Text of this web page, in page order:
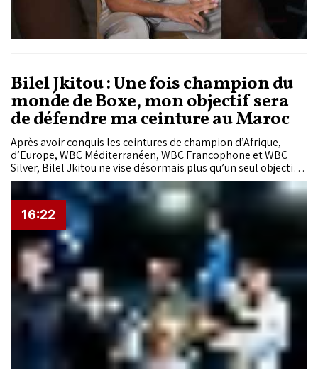
Bilel Jkitou : Une fois champion du
monde de Boxe, mon objectif sera
de défendre ma ceinture au Maroc
Après avoir conquis les ceintures de champion d’Afrique,
d’Europe, WBC Méditerranéen, WBC Francophone et WBC
Silver, Bilel Jkitou ne vise désormais plus qu’un seul objectif :
devenir champion du monde. À la Fight Academy de
Marrakech, le boxeur marocain, crédité de 21 victoires en 23
combats professionnels, s’est confié au «Matin» sur son
ascension, ses principales sources d’inspiration et sa volonté
de remonter sur le ring pour disputer le combat le plus
important de sa carrière.
16:22